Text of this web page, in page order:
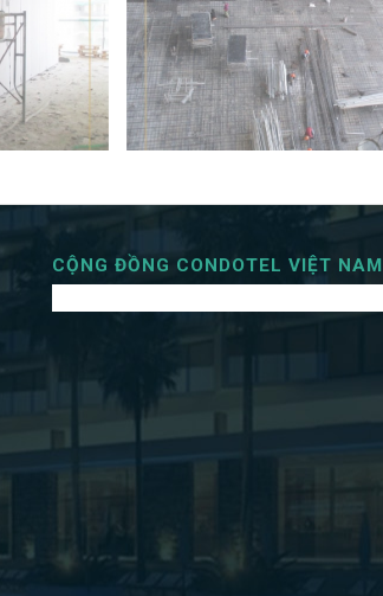
CỘNG ĐỒNG CONDOTEL VIỆT NAM